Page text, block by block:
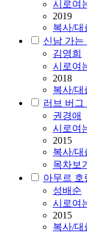
시로여
2019
복사/대
신남 가는
김영희
시로여
2018
복사/대
러브 버그
권경애
시로여
2015
복사/대
목차보기
아무르 호
성배순
시로여
2015
복사/대